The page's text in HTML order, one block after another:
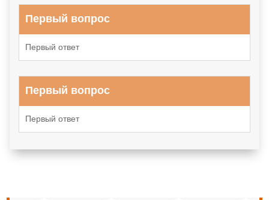
Первый вопрос
Первый ответ
Первый вопрос
Первый ответ